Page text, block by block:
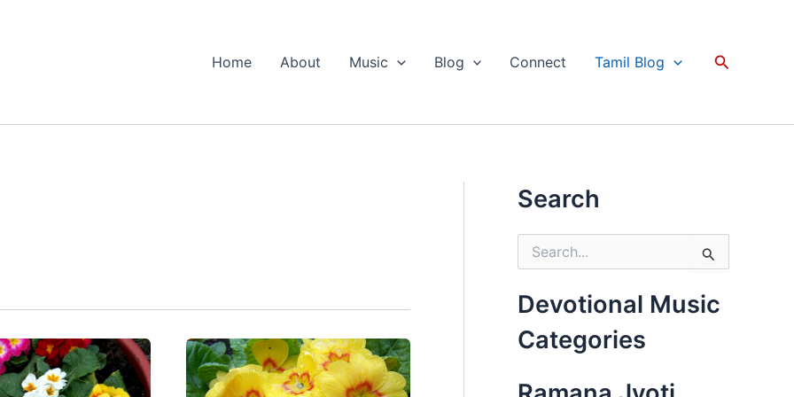
Home About Music Blog Connect Tamil Blog Search
Search
r
c
h
f
r
Devotional Music
Categories